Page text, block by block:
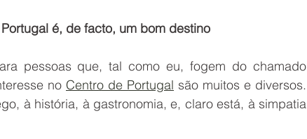
é, de facto, um bom destino
pessoas que, tal como eu, fogem do chamado
no Centro de Portugal são muitos e diversos.
à história, à gastronomia, e, claro está, à simpatia